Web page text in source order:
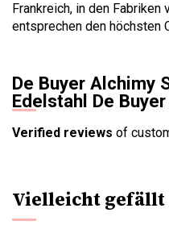
Frankreich, in den Fabriken
entsprechen den höchsten
De Buyer Alchimy
Edelstahl De
Verified reviews of
Vielleicht gefällt